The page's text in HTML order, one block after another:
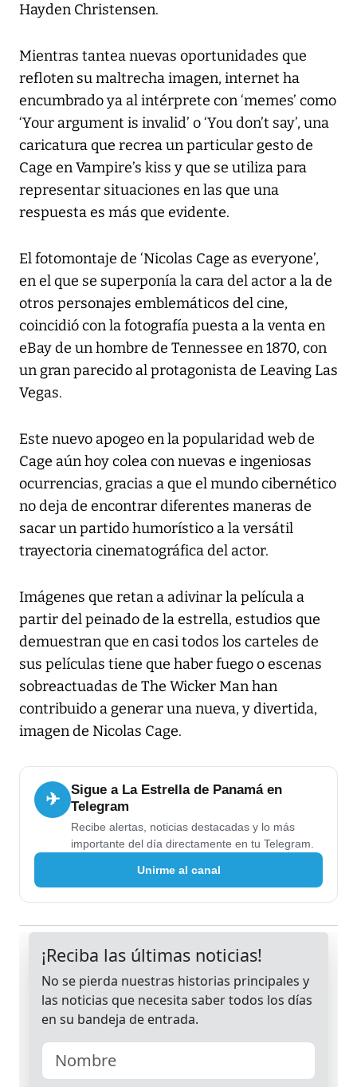
Hayden Christensen.
Mientras tantea nuevas oportunidades que
refloten su maltrecha imagen, internet ha
encumbrado ya al intérprete con ‘memes’ como
‘Your argument is invalid’ o ‘You don’t say’, una
caricatura que recrea un particular gesto de
Cage en Vampire’s kiss y que se utiliza para
representar situaciones en las que una
respuesta es más que evidente.
El fotomontaje de ‘Nicolas Cage as everyone’,
en el que se superponía la cara del actor a la de
otros personajes emblemáticos del cine,
coincidió con la fotografía puesta a la venta en
eBay de un hombre de Tennessee en 1870, con
un gran parecido al protagonista de Leaving Las
Vegas.
Este nuevo apogeo en la popularidad web de
Cage aún hoy colea con nuevas e ingeniosas
ocurrencias, gracias a que el mundo cibernético
no deja de encontrar diferentes maneras de
sacar un partido humorístico a la versátil
trayectoria cinematográfica del actor.
Imágenes que retan a adivinar la película a
partir del peinado de la estrella, estudios que
demuestran que en casi todos los carteles de
sus películas tiene que haber fuego o escenas
sobreactuadas de The Wicker Man han
contribuido a generar una nueva, y divertida,
imagen de Nicolas Cage.
✈
Sigue a La Estrella de Panamá en
Telegram
Recibe alertas, noticias destacadas y lo más
importante del día directamente en tu Telegram.
Unirme al canal